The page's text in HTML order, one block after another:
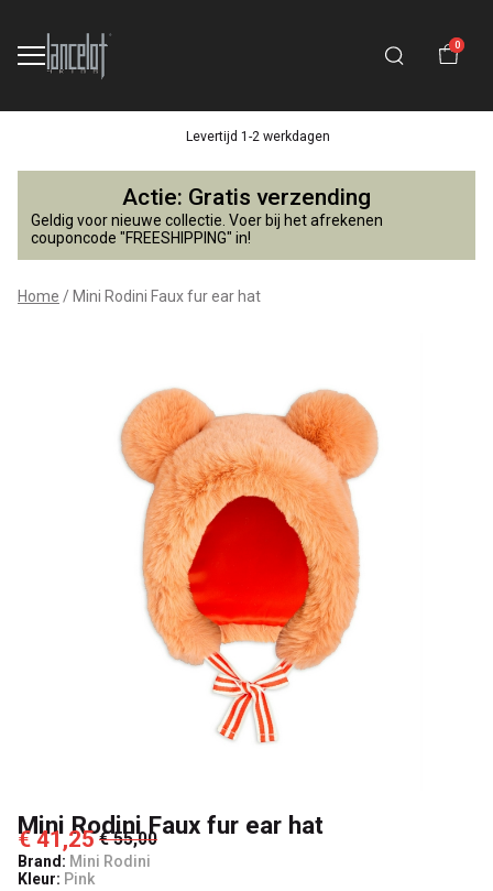
0
Levertijd 1-2 werkdagen
Mini
Rodini
Faux
fur
Lancelot
Actie: Gratis verzending
Geldig voor nieuwe collectie. Voer bij het afrekenen
couponcode "FREESHIPPING" in!
Home Mini Rodini Faux fur ear hat
Mini Rodini Faux fur ear hat
€ 41,25 € 55,00
Brand: Mini Rodini
Kleur: Pink